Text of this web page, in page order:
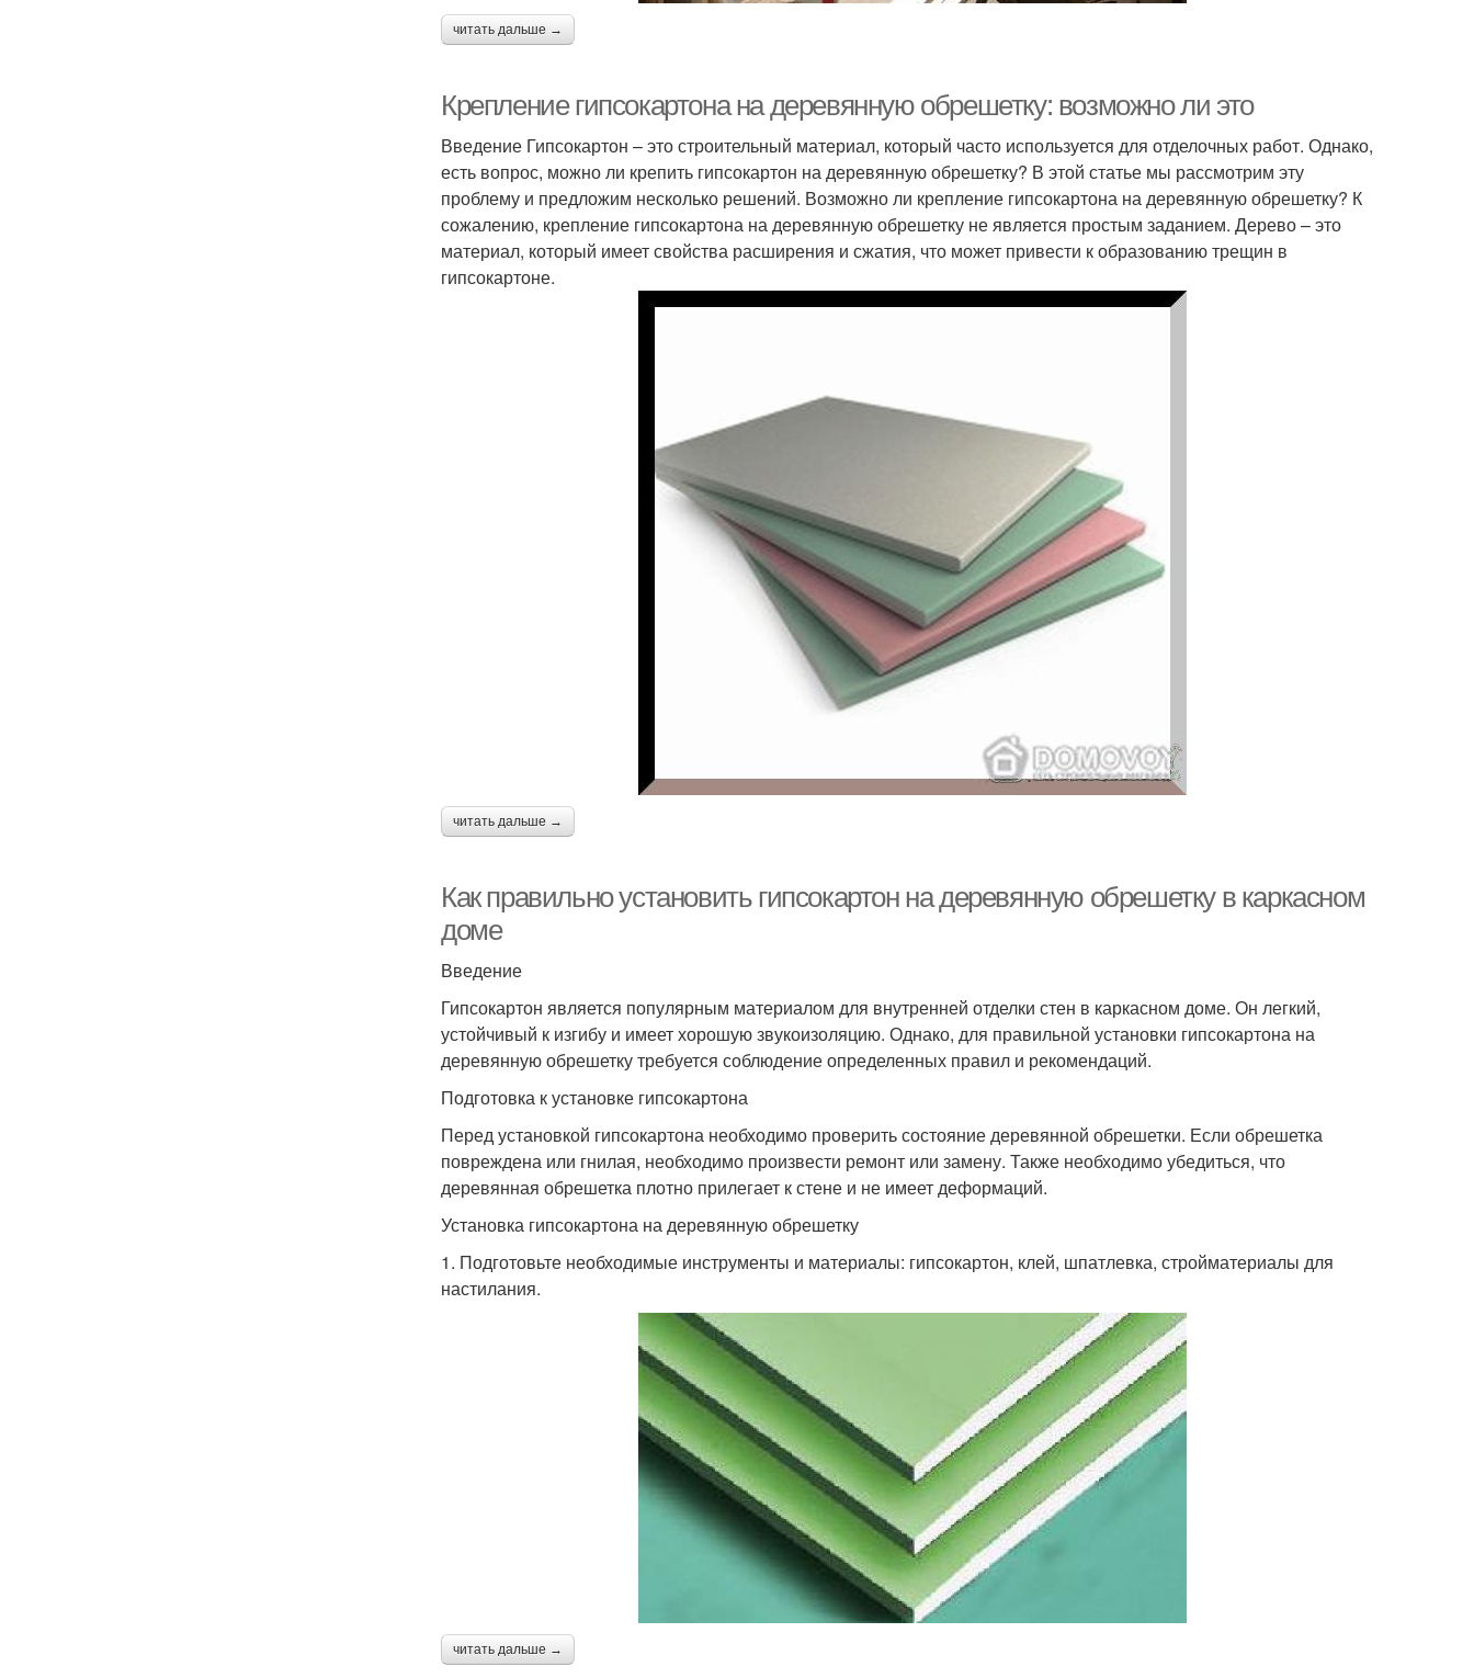
читать дальше →
Крепление гипсокартона на деревянную обрешетку: возможно ли это
Введение Гипсокартон – это строительный материал, который часто используется для отделочных работ. Однако,
есть вопрос, можно ли крепить гипсокартон на деревянную обрешетку? В этой статье мы рассмотрим эту
проблему и предложим несколько решений. Возможно ли крепление гипсокартона на деревянную обрешетку? К
сожалению, крепление гипсокартона на деревянную обрешетку не является простым заданием. Дерево – это
материал, который имеет свойства расширения и сжатия, что может привести к образованию трещин в
гипсокартоне.
читать дальше →
Как правильно установить гипсокартон на деревянную обрешетку в каркасном
доме
Введение
Гипсокартон является популярным материалом для внутренней отделки стен в каркасном доме. Он легкий,
устойчивый к изгибу и имеет хорошую звукоизоляцию. Однако, для правильной установки гипсокартона на
деревянную обрешетку требуется соблюдение определенных правил и рекомендаций.
Подготовка к установке гипсокартона
Перед установкой гипсокартона необходимо проверить состояние деревянной обрешетки. Если обрешетка
повреждена или гнилая, необходимо произвести ремонт или замену. Также необходимо убедиться, что
деревянная обрешетка плотно прилегает к стене и не имеет деформаций.
Установка гипсокартона на деревянную обрешетку
1. Подготовьте необходимые инструменты и материалы: гипсокартон, клей, шпатлевка, стройматериалы для
настилания.
читать дальше →